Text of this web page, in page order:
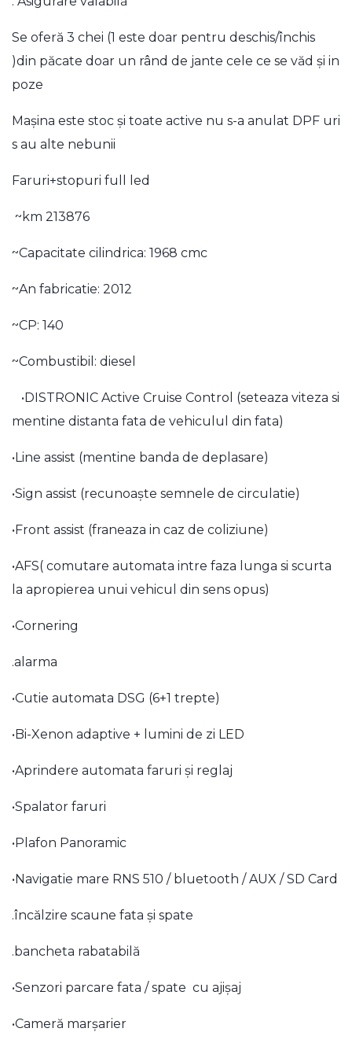
Se oferă 3 chei (1 este doar pentru deschis/închis
)din păcate doar un rând de jante cele ce se văd și in
poze
Mașina este stoc și toate active nu s-a anulat DPF uri
s au alte nebunii
Faruri+stopuri full led
~km 213876
~Capacitate cilindrica: 1968 cmc
~An fabricatie: 2012
~CP: 140
~Combustibil: diesel
•DISTRONIC Active Cruise Control (seteaza viteza si
mentine distanta fata de vehiculul din fata)
•Line assist (mentine banda de deplasare)
•Sign assist (recunoaște semnele de circulatie)
•Front assist (franeaza in caz de coliziune)
•AFS( comutare automata intre faza lunga si scurta
la apropierea unui vehicul din sens opus)
•Cornering
.alarma
•Cutie automata DSG (6+1 trepte)
•Bi-Xenon adaptive + lumini de zi LED
•Aprindere automata faruri și reglaj
•Spalator faruri
•Plafon Panoramic
•Navigatie mare RNS 510 / bluetooth / AUX / SD Card
.încălzire scaune fata și spate
.bancheta rabatabilă
•Senzori parcare fata / spate cu ajișaj
•Cameră marșarier